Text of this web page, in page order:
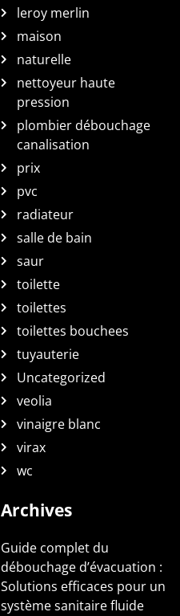
leroy merlin
maison
naturelle
nettoyeur haute
pression
plombier débouchage
canalisation
prix
pvc
radiateur
salle de bain
saur
toilette
toilettes
toilettes bouchees
tuyauterie
Uncategorized
veolia
vinaigre blanc
virax
wc
Archives
Guide complet du
débouchage d’évacuation :
Solutions efficaces pour un
système sanitaire fluide